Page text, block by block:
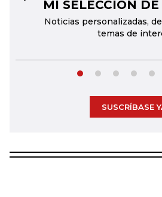
MI SELECCIÓN
Noticias personalizadas,
temas de
←
SUSCRÍBASE